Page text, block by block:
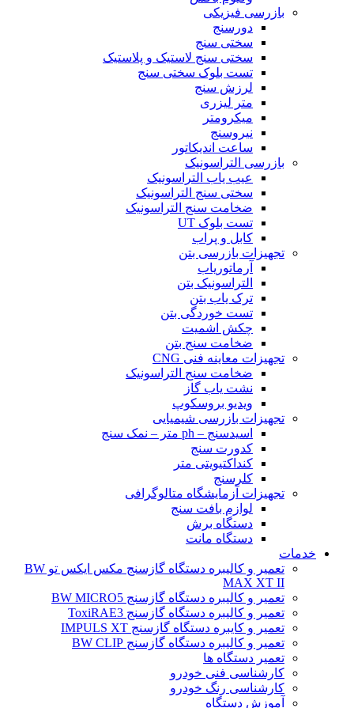
بازرسی فیزیکی
دورسنج
سختی سنج
سختی سنج لاستیک و پلاستیک
تست بلوک سختی سنج
لرزش سنج
متر لیزری
میکرومتر
نیروسنج
ساعت اندیکاتور
بازرسی التراسونیک
عیب یاب التراسونیک
سختی سنج التراسونیک
ضخامت سنج التراسونیک
تست بلوک UT
کابل و پراب
تجهیزات بازرسی بتن
آرماتوریاب
التراسونیک بتن
ترک یاب بتن
تست خوردگی بتن
چکش اشمیت
ضخامت سنج بتن
تجهیزات معاینه فنی CNG
ضخامت سنج التراسونیک
نشت یاب گاز
ویدیو بروسکوپ
تجهیزات بازرسی شیمیایی
اسیدسنج – ph متر – نمک سنج
کدورت سنج
کنداکتیویتی متر
کلرسنج
تجهیزات آزمایشگاه متالوگرافی
لوازم بافت سنج
دستگاه برش
دستگاه مانت
خدمات
تعمیر و کالیبره دستگاه گازسنج مکس ایکس تو BW
MAX XT II
تعمیر و کالیبره دستگاه گازسنج BW MICRO5
تعمیر و کالیبره دستگاه گازسنج ToxiRAE3
تعمیر و کایبره دستگاه گازسنج IMPULS XT
تعمیر و کالیبره دستگاه گازسنج BW CLIP
تعمیر دستگاه ها
کارشناسی فنی خودرو
کارشناسی رنگ خودرو
آموزش دستگاه